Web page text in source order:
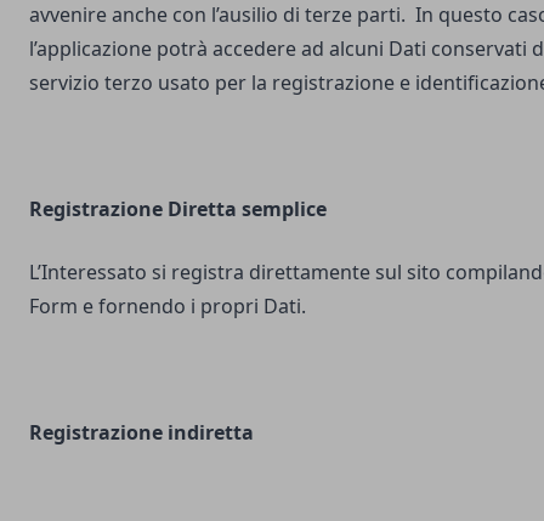
avvenire anche con l’ausilio di terze parti. In questo
l’applicazione potrà accedere ad alcuni Dati conservati
servizio terzo usato per la registrazione e
Registrazione Diretta semplice
L’Interessato si registra direttamente sul sito
Form e fornendo i propri Dati.
Registrazione indiretta